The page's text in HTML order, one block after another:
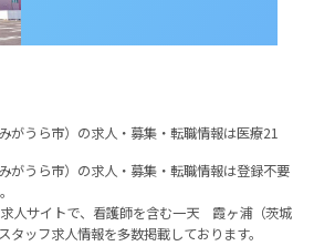
うら市）の求人・募集・転職情報は医療21
うら市）の求人・募集・転職情報は登録不要
人サイトで、看護師を含む一天 霞ヶ浦（茨城
タッフ求人情報を多数掲載しております。